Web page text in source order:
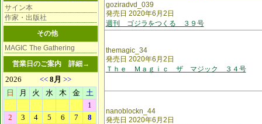
サイン本
作家・出版社
その他
MAGIC The Gathering
営業日のご案内 詳細→
goziradvd_039
発売日 2020年6月2日
週刊 ゴジラをつくる ３９号
themagic_34
発売日 2020年6月2日
Ｔｈｅ Ｍａｇｉｃ ザ マジック ３４号
nanoblockn_44
発売日 2020年6月2日